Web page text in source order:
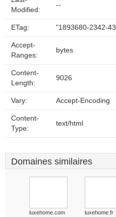
Modified:
--
ETag: "1893680-2342-
Accept-
Ranges:
bytes
Content-
Length:
9026
Vary: Accept-Encoding
Content-
Type:
text/html
Domaines similaires
luxehome.com luxehome.fr